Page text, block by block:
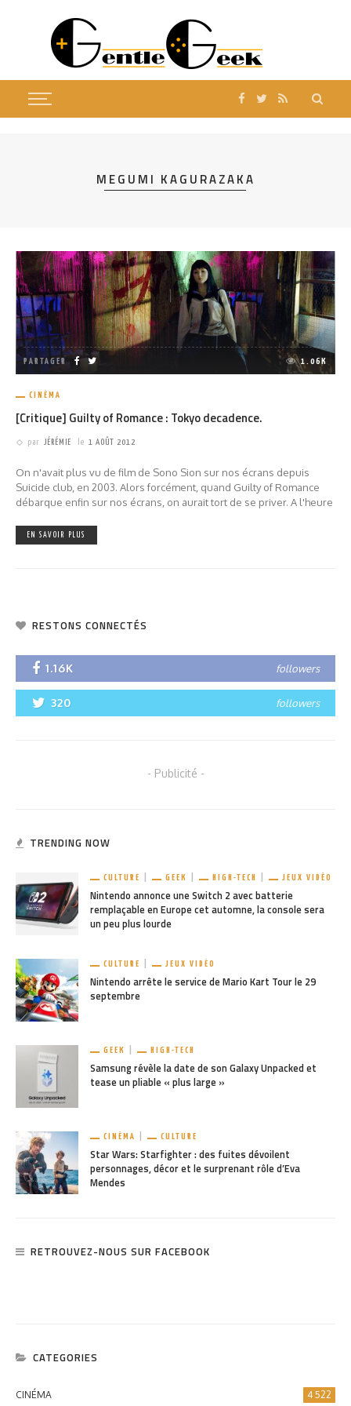
MEGUMI KAGURAZAKA
PARTAGER 1.06K
CINÉMA
[Critique] Guilty of Romance : Tokyo decadence.
par JÉRÉMIE le 1 AOÛT 2012
On n'avait plus vu de film de Sono Sion sur nos écrans depuis
Suicide club, en 2003. Alors forcément, quand Guilty of Romance
débarque enfin sur nos écrans, on aurait tort de se priver. A l'heure
EN SAVOIR PLUS
RESTONS CONNECTÉS
1.16K followers
320 followers
- Publicité -
TRENDING NOW
CULTURE GEEK HIGH-TECH JEUX VIDÉO
Nintendo annonce une Switch 2 avec batterie
remplaçable en Europe cet automne, la console sera
un peu plus lourde
CULTURE JEUX VIDÉO
Nintendo arrête le service de Mario Kart Tour le 29
septembre
GEEK HIGH-TECH
Samsung révèle la date de son Galaxy Unpacked et
tease un pliable « plus large »
CINÉMA CULTURE
Star Wars: Starfighter : des fuites dévoilent
personnages, décor et le surprenant rôle d’Eva
Mendes
RETROUVEZ-NOUS SUR FACEBOOK
CATEGORIES
CINÉMA 4 522